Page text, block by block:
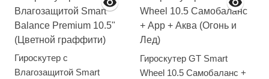
Гироскутер с
Влагозащитой Smart
Гироскутер GT Smart
Wheel 10.5 Самобаланс +